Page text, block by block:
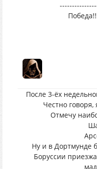
После 3-ёх
Честно говоря,
Отмечу
Ну и в Дортмунде
Боруссии